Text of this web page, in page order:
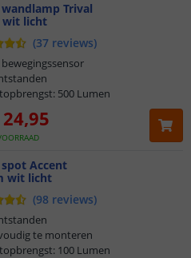
Trival
wit licht
(37 reviews)
24,95
500 Lumen
Accent
wit licht
(98 reviews)
te monteren
100 Lumen